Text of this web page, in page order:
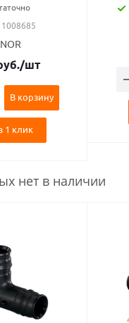
/шт
В корзину
1 клик
нет в наличии